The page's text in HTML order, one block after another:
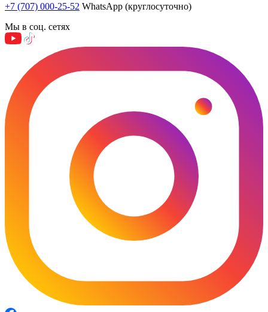
+7 (707) 000-25-52 WhatsApp (круглосуточно)
Мы в соц. сетях